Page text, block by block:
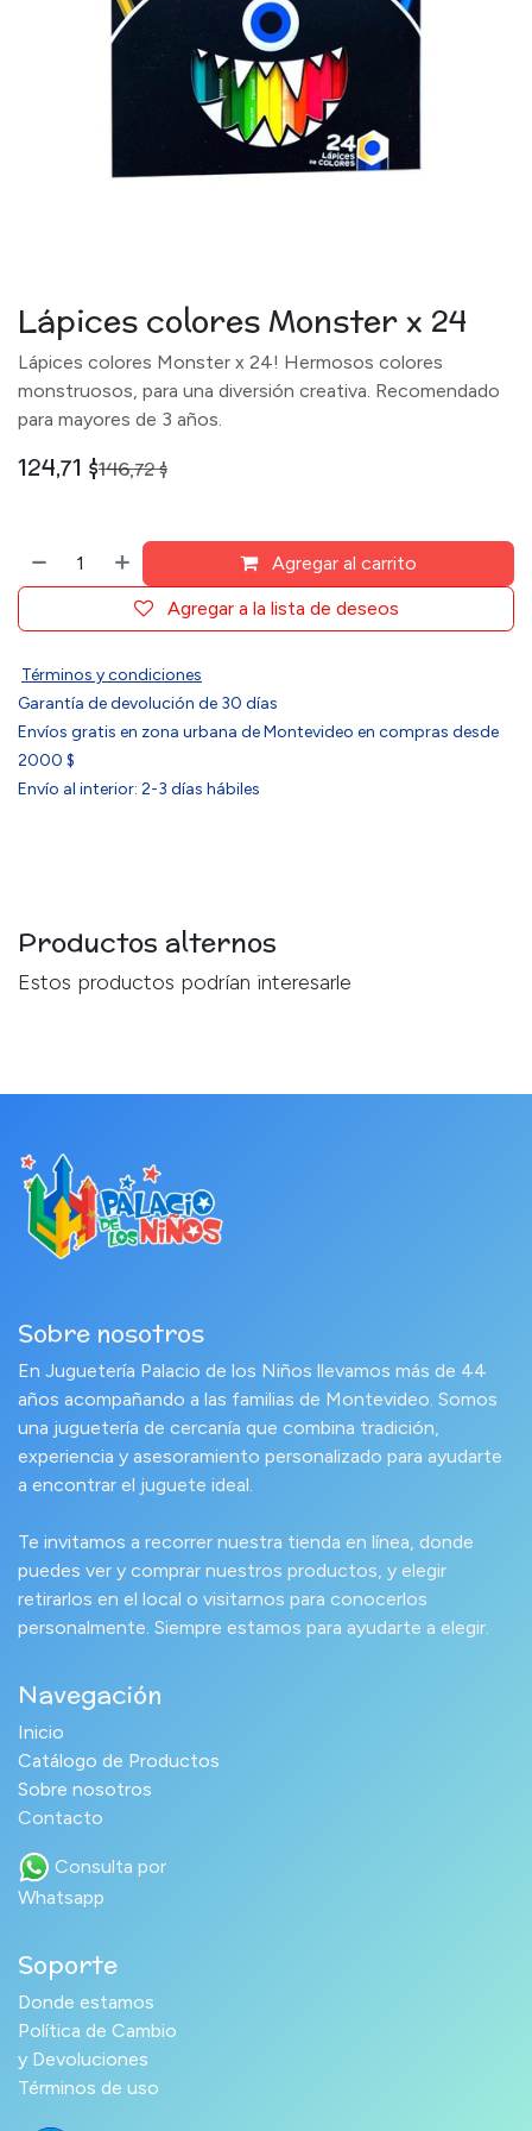
Lápices colores Monster x 24
Lápices colores Monster x 24! Hermosos colores
monstruosos, para una diversión creativa. Recomendado
para mayores de 3 años.
124,71 $146,72$
Agregar al carrito
Agregar a la lista de deseos
Términos y condiciones
Garantía de devolución de 30 días
Envíos gratis en zona urbana de Montevideo en compras desde
2000 $
Envío al interior: 2-3 días hábiles
Productos alternos
Estos productos podrían interesarle
Sobre nosotros
En Juguetería Palacio de los Niños llevamos más de 44
años acompañando a las familias de Montevideo. Somos
una juguetería de cercanía que combina tradición,
experiencia y asesoramiento personalizado para ayudarte
a encontrar el juguete ideal.
Te invitamos a recorrer nuestra tienda en línea, donde
puedes ver y comprar nuestros productos, y elegir
retirarlos en el local o visitarnos para conocerlos
personalmente. Siempre estamos para ayudarte a elegir.
Navegación
Inicio
Catálogo de Productos
Sobre nosotros
Contacto
Consulta por
Whatsapp
Soporte
Donde estamos
Política de Cambio
y Devoluciones
Términos de uso